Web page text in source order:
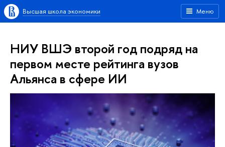
Меню
Высшая школа экономики
НИУ ВШЭ второй год подряд на
первом месте рейтинга вузов
Альянса в сфере ИИ